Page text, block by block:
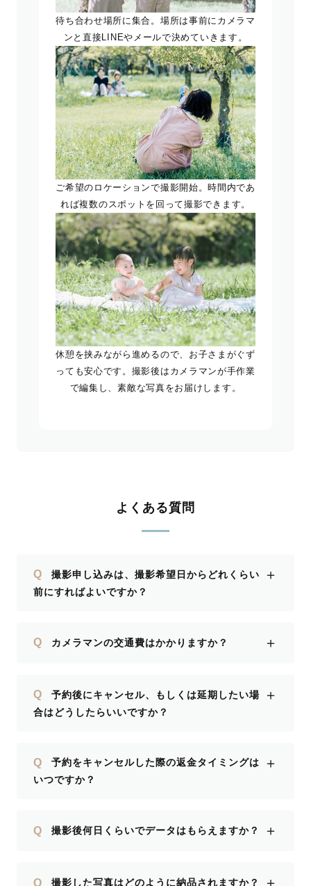
待ち合わせ場所に集合。場所は事前にカメラマ
ンと直接LINEやメールで決めていきます。
ご希望のロケーションで撮影開始。時間内であ
れば複数のスポットを回って撮影できます。
休憩を挟みながら進めるので、お子さまがぐず
っても安心です。撮影後はカメラマンが手作業
で編集し、素敵な写真をお届けします。
よくある質問
Q
撮影申し込みは、撮影希望日からどれくらい
前にすればよいですか？
＋
Q カメラマンの交通費はかかりますか？ ＋
Q
予約後にキャンセル、もしくは延期したい場
合はどうしたらいいですか？
＋
Q
予約をキャンセルした際の返金タイミングは
いつですか？
＋
Q 撮影後何日くらいでデータはもらえますか？ ＋
Q 撮影した写真はどのように納品されますか？ ＋